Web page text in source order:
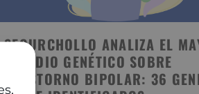
SEGURCHOLLO ANALIZA EL
ESTUDIO GENÉTICO SOBRE
TRASTORNO BIPOLAR: 36